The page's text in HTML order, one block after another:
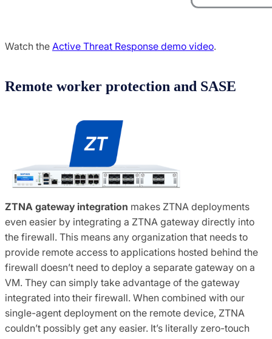
Watch the Active Threat Response demo video.
Remote worker protection and SASE
ZTNA gateway integration makes ZTNA deployments
even easier by integrating a ZTNA gateway directly into
the firewall. This means any organization that needs to
provide remote access to applications hosted behind the
firewall doesn’t need to deploy a separate gateway on a
VM. They can simply take advantage of the gateway
integrated into their firewall. When combined with our
single-agent deployment on the remote device, ZTNA
couldn’t possibly get any easier. It’s literally zero-touch